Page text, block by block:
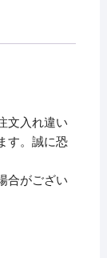
文入れ違い
す。誠に恐
合がござい